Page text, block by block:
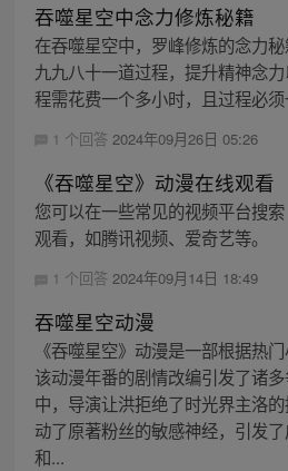
吞噬星空中念力修炼秘籍
在吞噬星空中，罗峰修炼的念力
九九八十一道过程，提升精神念
程需花费一个多小时，且过程必须
1 个回答 2024年09月26日 05:26
《吞噬星空》动漫在线观看
您可以在一些常见的视频平台搜
观看，如腾讯视频、爱奇艺等。
1 个回答 2024年09月14日 18:49
吞噬星空动漫
《吞噬星空》动漫是一部根据热
该动漫年番的剧情改编引发了诸
中，导演让洪拒绝了时光界主洛
动了原著粉丝的敏感神经，引发
和...